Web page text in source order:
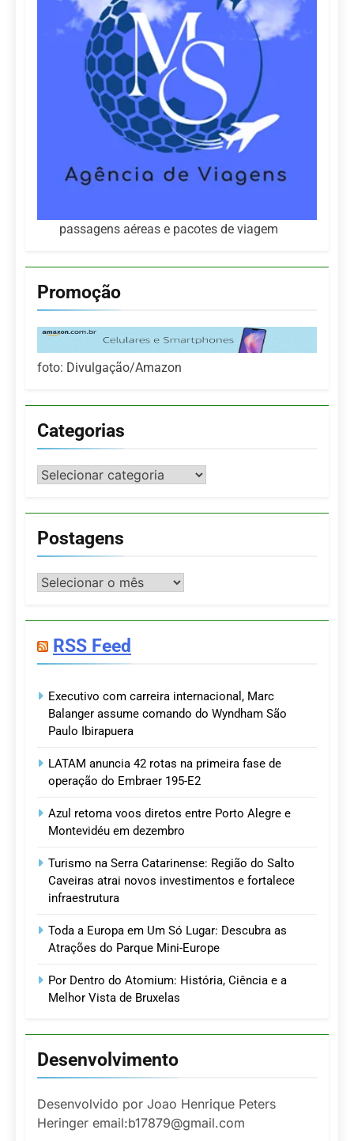
passagens aéreas e pacotes de viagem
Promoção
foto: Divulgação/Amazon
Categorias
Categorias
Postagens
Postagens
RSS Feed
Executivo com carreira internacional, Marc
Balanger assume comando do Wyndham São
Paulo Ibirapuera
LATAM anuncia 42 rotas na primeira fase de
operação do Embraer 195-E2
Azul retoma voos diretos entre Porto Alegre e
Montevidéu em dezembro
Turismo na Serra Catarinense: Região do Salto
Caveiras atrai novos investimentos e fortalece
infraestrutura
Toda a Europa em Um Só Lugar: Descubra as
Atrações do Parque Mini-Europe
Por Dentro do Atomium: História, Ciência e a
Melhor Vista de Bruxelas
Desenvolvimento
Desenvolvido por Joao Henrique Peters
Heringer email:b17879@gmail.com